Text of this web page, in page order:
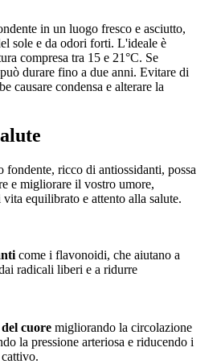
in un luogo fresco e asciutto,
sole e da odori forti. L'ideale è
compresa tra 15 e 21°C. Se
durare fino a due anni. Evitare di
causare condensa e alterare la
fondente, ricco di antiossidanti, possa
e migliorare il vostro umore,
equilibrato e attento alla salute.
come i flavonoidi, che aiutano a
radicali liberi e a ridurre
cuore migliorando la circolazione
la pressione arteriosa e riducendo i